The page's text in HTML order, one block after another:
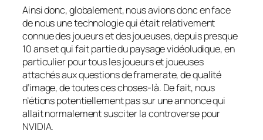
Ainsi donc, globalement, nous avions donc en face
de nous une technologie qui était relativement
connue des joueurs et des joueuses, depuis presque
10 ans et qui fait partie du paysage vidéoludique, en
particulier pour tous les joueurs et joueuses
attachés aux questions de framerate, de qualité
d’image, de toutes ces choses-là. De fait, nous
n’étions potentiellement pas sur une annonce qui
allait normalement susciter la controverse pour
NVIDIA.